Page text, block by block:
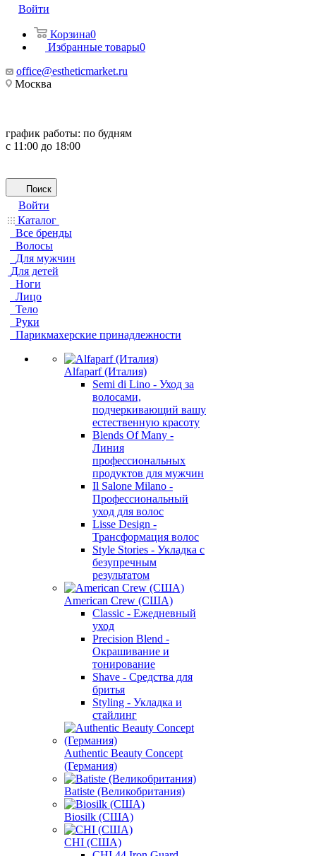
Войти
Корзина0
Избранные товары0
office@estheticmarket.ru
Москва
график работы: по будням
с 11:00 до 18:00
Поиск
Войти
Каталог
Все бренды
Волосы
Для мужчин
Для детей
Ноги
Лицо
Тело
Руки
Парикмахерские принадлежности
Alfaparf (Италия)
Semi di Lino - Уход за
волосами,
подчеркивающий вашу
естественную красоту
Blends Of Many -
Линия
профессиональных
продуктов для мужчин
Il Salone Milano -
Профессиональный
уход для волос
Lisse Design -
Трансформация волос
Style Stories - Укладка с
безупречным
результатом
American Crew (США)
Classic - Ежедневный
уход
Precision Blend -
Окрашивание и
тонирование
Shave - Средства для
бритья
Styling - Укладка и
стайлинг
Authentic Beauty Concept
(Германия)
Batiste (Великобритания)
Biosilk (США)
CHI (США)